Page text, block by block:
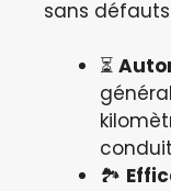
sans
⏳
🏞️